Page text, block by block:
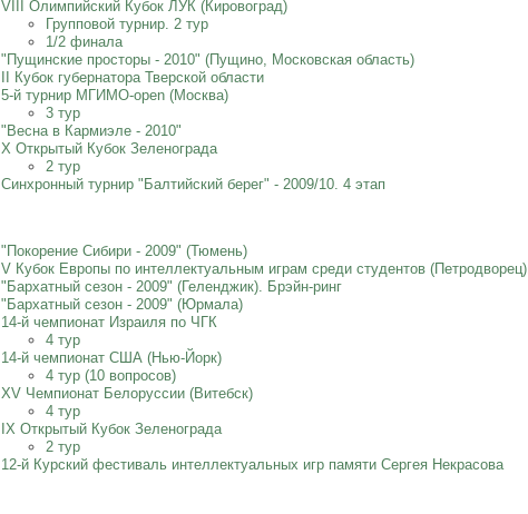
VIII Олимпийский Кубок ЛУК (Кировоград)
Групповой турнир. 2 тур
1/2 финала
"Пущинские просторы - 2010" (Пущино, Московская область)
II Кубок губернатора Тверской области
5-й турнир МГИМО-open (Москва)
3 тур
"Весна в Кармиэле - 2010"
X Открытый Кубок Зеленограда
2 тур
Синхронный турнир "Балтийский берег" - 2009/10. 4 этап
"Покорение Сибири - 2009" (Тюмень)
V Кубок Европы по интеллектуальным играм среди студентов
"Бархатный сезон - 2009" (Геленджик). Брэйн-ринг
"Бархатный сезон - 2009" (Юрмала)
14-й чемпионат Израиля по ЧГК
4 тур
14-й чемпионат США (Нью-Йорк)
4 тур (10 вопросов)
XV Чемпионат Белоруссии (Витебск)
4 тур
IX Открытый Кубок Зеленограда
2 тур
12-й Курский фестиваль интеллектуальных игр памяти Сергея Некрасова